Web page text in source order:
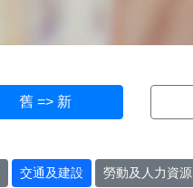
舊 => 新
交通及建設 勞動及人力資源